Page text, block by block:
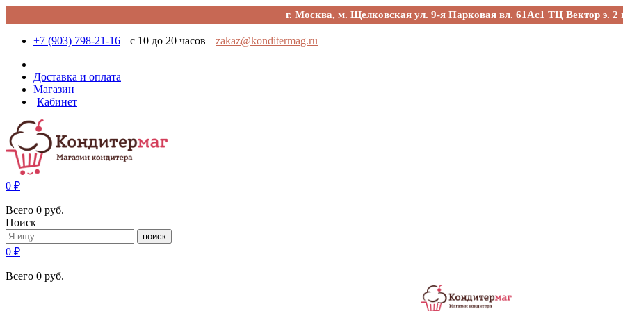
г. Москва, м. Щелковская ул. 9-я Парковая вл. 61Ас1 ТЦ Вектор э. 2
+7 (903) 798-21-16 с 10 до 20 часов zakaz@konditermag.ru
Доставка и оплата
Магазин
Кабинет
0 ₽
Всего 0 руб.
Поиск
поиск
0 ₽
Всего 0 руб.